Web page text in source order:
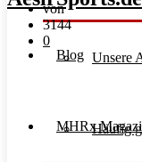
Unsere
Häufig
Blog
MHRx
von
3144
0